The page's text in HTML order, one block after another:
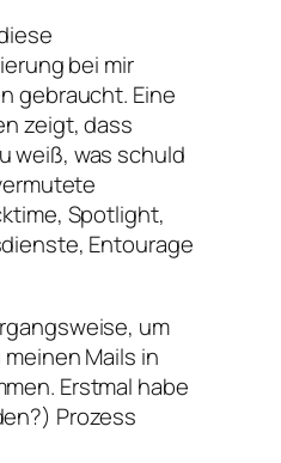
bei mir
gebraucht. Eine
zeigt, dass
weiß, was schuld
Spotlight,
Entourage
um
Mails in
Erstmal habe
Prozess